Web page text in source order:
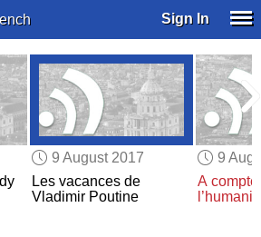
Sign In
9 August 2017
Les vacances de
Vladimir Poutine
9
A